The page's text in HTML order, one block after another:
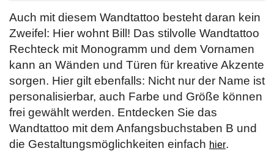
Auch mit diesem Wandtattoo besteht daran kein
Zweifel: Hier wohnt Bill! Das stilvolle Wandtattoo
Rechteck mit Monogramm und dem Vornamen
kann an Wänden und Türen für kreative Akzente
sorgen. Hier gilt ebenfalls: Nicht nur der Name ist
personalisierbar, auch Farbe und Größe können
frei gewählt werden. Entdecken Sie das
Wandtattoo mit dem Anfangsbuchstaben B und
die Gestaltungsmöglichkeiten einfach hier.